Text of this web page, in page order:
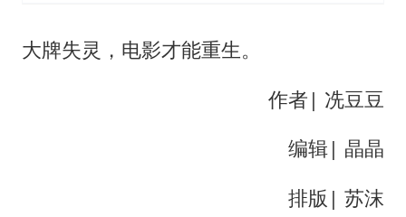
夯实基础开新局
大牌失灵，电影才能重生。
作者| 冼豆豆
编辑| 晶晶
排版| 苏沫